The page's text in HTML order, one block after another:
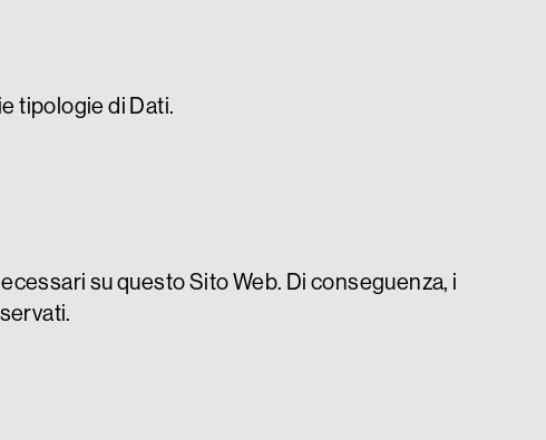
tipologie di Dati.
su questo Sito Web. Di conseguenza, i